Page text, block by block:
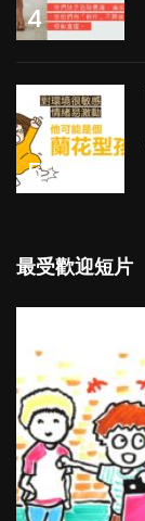
4
5
最受歡迎短片